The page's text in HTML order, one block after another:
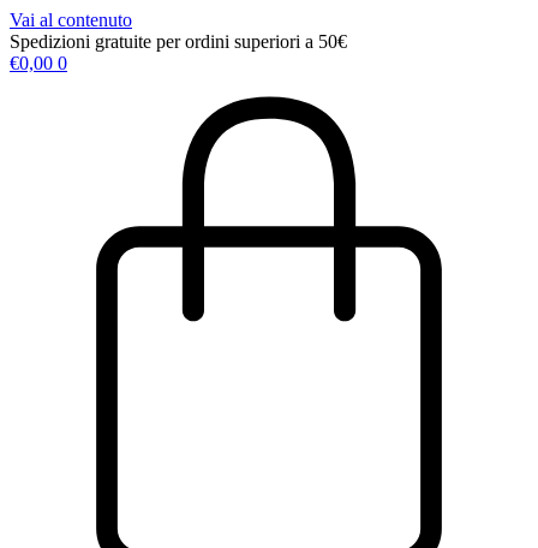
Vai al contenuto
Spedizioni gratuite per ordini superiori a 50€
€0,00 0